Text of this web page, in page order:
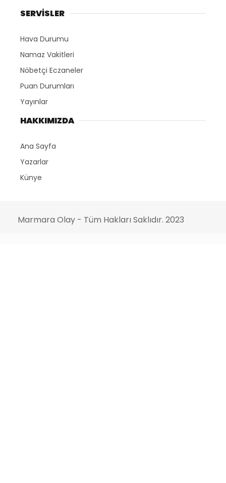
SERVİSLER
Hava Durumu
Namaz Vakitleri
Nöbetçi Eczaneler
Puan Durumları
Yayınlar
HAKKIMIZDA
Ana Sayfa
Yazarlar
Künye
Marmara Olay - Tüm Hakları Saklıdır. 2023